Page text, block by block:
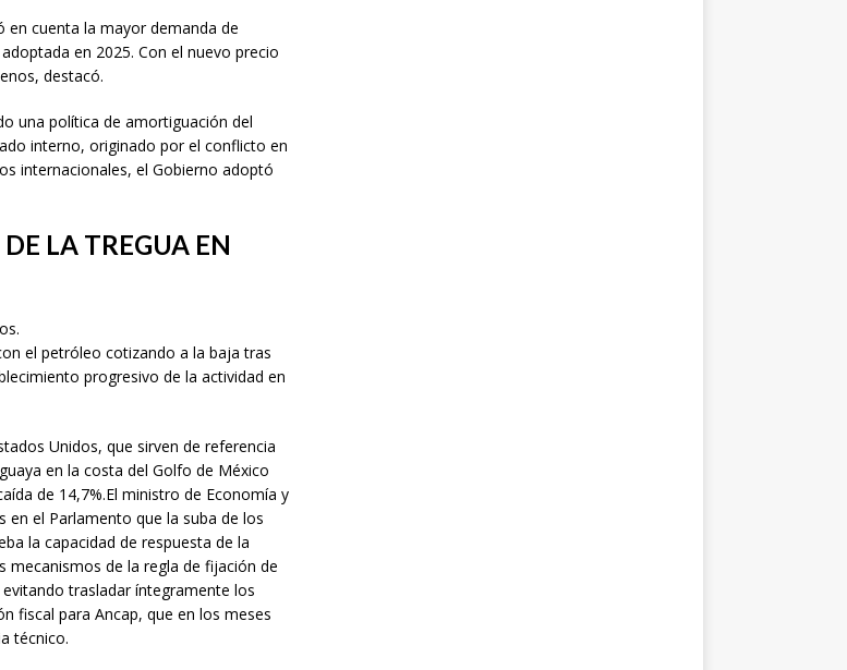
cuenta la mayor demanda de
en 2025. Con el nuevo precio
destacó.
una política de amortiguación del
interno, originado por el conflicto en
internacionales, el Gobierno adoptó
LA TREGUA EN
el petróleo cotizando a la baja tras
progresivo de la actividad en
Unidos, que sirven de referencia
en la costa del Golfo de México
de 14,7%.El ministro de Economía y
en el Parlamento que la suba de los
la capacidad de respuesta de la
mecanismos de la regla de fijación de
trasladar íntegramente los
fiscal para Ancap, que en los meses
técnico.